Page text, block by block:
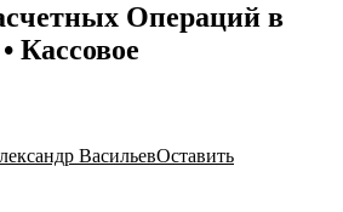
Операций в
Кассовое
ВасильевОставить